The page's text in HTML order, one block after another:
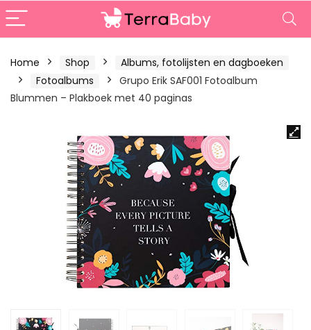
Home Shop
Albums, fotolijsten en dagboeken
Fotoalbums
Grupo Erik SAF001 Fotoalbum
Blummen – Plakboek met 40 paginas